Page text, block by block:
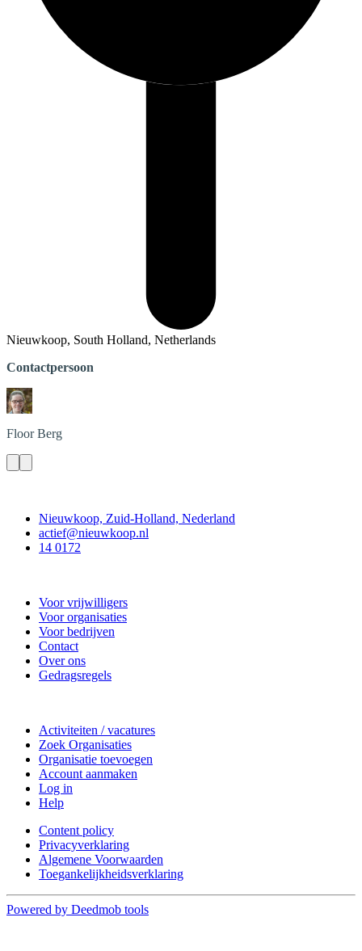
Nieuwkoop, South Holland, Netherlands
Contactpersoon
Floor Berg
Nieuwkoop, Zuid-Holland, Nederland
actief@nieuwkoop.nl
14 0172
Voor vrijwilligers
Voor organisaties
Voor bedrijven
Contact
Over ons
Gedragsregels
Activiteiten / vacatures
Zoek Organisaties
Organisatie toevoegen
Account aanmaken
Log in
Help
Content policy
Privacyverklaring
Algemene Voorwaarden
Toegankelijkheidsverklaring
Powered by Deedmob tools